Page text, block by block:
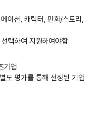
이션, 캐릭터, 만화/스토리,
택하여 지원하여야함
기업
도 평가를 통해 선정된 기업